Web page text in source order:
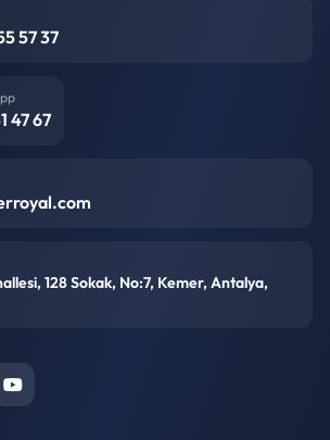
57 37
47 67
128 Sokak, No:7, Kemer, Antalya,